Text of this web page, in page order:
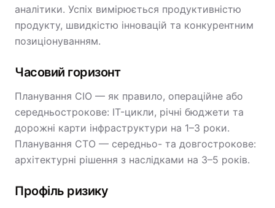
аналітики. Успіх вимірюється продуктивністю
продукту, швидкістю інновацій та конкурентним
позиціонуванням.
Часовий горизонт
Планування CIO — як правило, операційне або
середньострокове: IT-цикли, річні бюджети та
дорожні карти інфраструктури на 1–3 роки.
Планування CTO — середньо- та довгострокове:
архітектурні рішення з наслідками на 3–5 років.
Профіль ризику